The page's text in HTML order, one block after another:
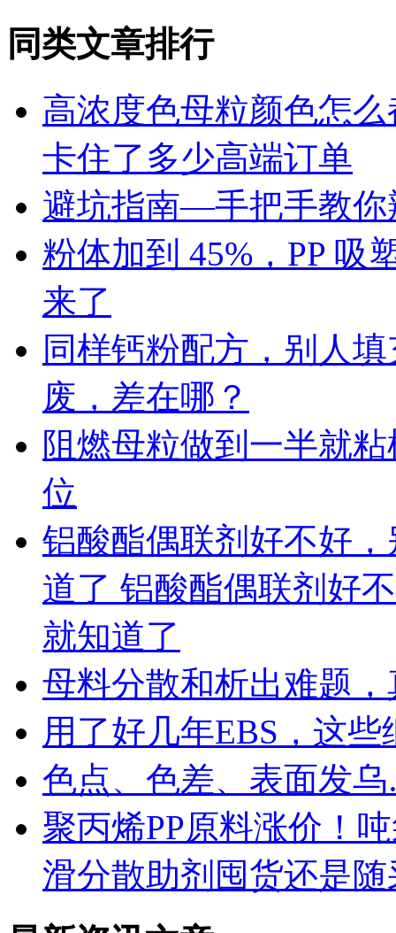
同类文章排行
高浓度色母粒颜色怎
卡住了多少高端订单
避坑指南—手把手教你
粉体加到 45%，PP 吸
来了
同样钙粉配方，别人
废，差在哪？
阻燃母粒做到一半就
位
铝酸酯偶联剂好不好
道了 铝酸酯偶联剂好
就知道了
母料分散和析出难题
用了好几年EBS，这
色点、色差、表面发
聚丙烯PP原料涨价！
滑分散助剂囤货还是随